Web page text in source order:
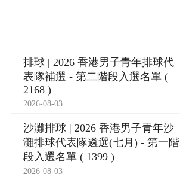
排球 | 2026 香港男子青年排球代
表隊補選 - 第二階段入選名單 (
2168 )
2026-08-03
沙灘排球 | 2026 香港男子青年沙
灘排球代表隊遴選(七月) - 第一階
段入選名單 ( 1399 )
2026-08-03